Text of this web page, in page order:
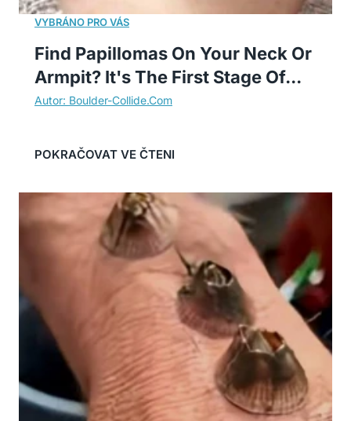
Find Papillomas On Your Neck Or
Armpit? It's The First Stage Of...